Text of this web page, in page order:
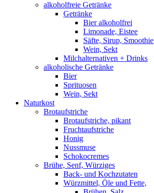
alkoholfreie Getränke
Getränke
Bier alkoholfrei
Limonade, Eistee
Säfte, Sirup, Smoothie
Wein, Sekt
Milchalternativen + Drinks
alkoholische Getränke
Bier
Sprituosen
Wein, Sekt
Naturkost
Brotaufstriche
Brotaufstriche, pikant
Fruchtaufstriche
Honig
Nussmuse
Schokocremes
Brühe, Senf, Würziges
Back- und Kochzutaten
Würzmittel, Öle und Fette,